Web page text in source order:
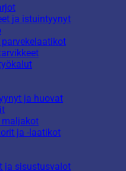
ja istuintyynyt
ja huovat
maljakot
ja -laatikot
ja sisustusvalot